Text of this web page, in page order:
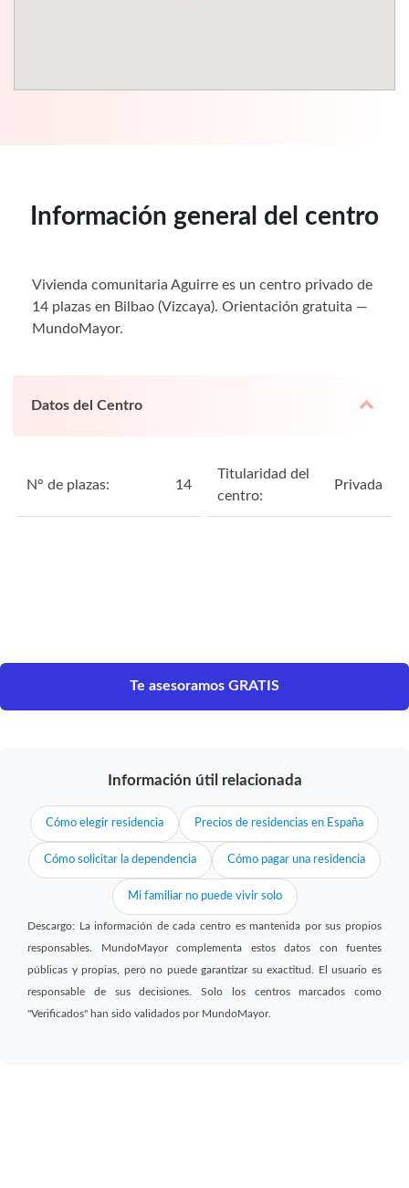
Información general del centro
Vivienda comunitaria Aguirre es un centro privado de
14 plazas en Bilbao (Vizcaya). Orientación gratuita —
MundoMayor.
Datos del Centro
N° de plazas: 14
Titularidad del
centro:
Privada
Te asesoramos GRATIS
Información útil relacionada
Cómo elegir residencia Precios de residencias en España
Cómo solicitar la dependencia Cómo pagar una residencia
Mi familiar no puede vivir solo
Descargo: La información de cada centro es mantenida por sus propios
responsables. MundoMayor complementa estos datos con fuentes
públicas y propias, pero no puede garantizar su exactitud. El usuario es
responsable de sus decisiones. Solo los centros marcados como
"Verificados" han sido validados por MundoMayor.